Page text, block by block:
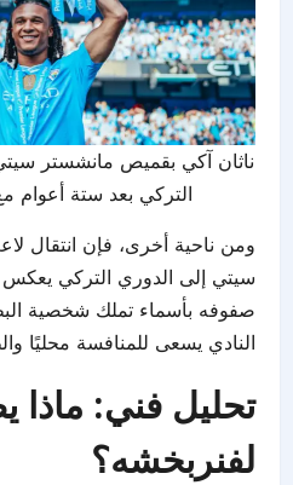
ناثان آكي بقميص مانشستر
التركي بعد ستة أعوام
ومن ناحية أخرى، فإن انتقال
سيتي إلى الدوري التركي
صفوفه بأسماء تملك شخصية
النادي يسعى للمنافسة محليًا
تحليل فني:
لفنربخشه؟